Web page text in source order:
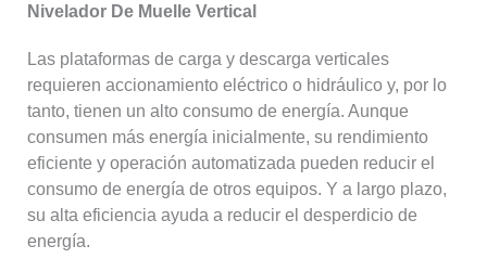
Nivelador De Muelle Vertical
Las plataformas de carga y descarga verticales
requieren accionamiento eléctrico o hidráulico y, por lo
tanto, tienen un alto consumo de energía. Aunque
consumen más energía inicialmente, su rendimiento
eficiente y operación automatizada pueden reducir el
consumo de energía de otros equipos. Y a largo plazo,
su alta eficiencia ayuda a reducir el desperdicio de
energía.